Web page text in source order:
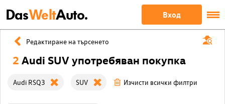
DasWeltAuto. Вход
Редактиране на търсенето
2 Audi SUV употребяван покупка
Audi RSQ3 SUV Изчисти всички филтри